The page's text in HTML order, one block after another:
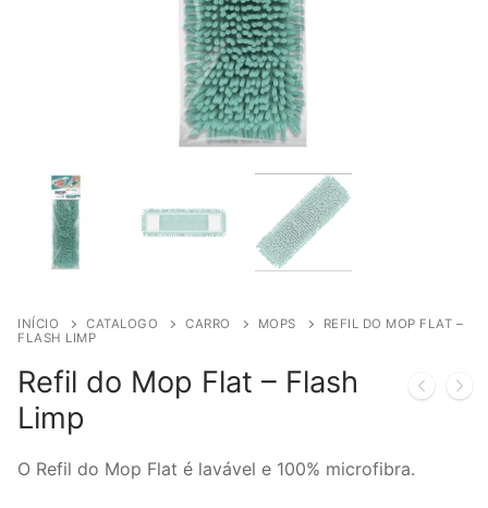
INÍCIO CATALOGO CARRO MOPS
REFIL DO MOP FLAT –
FLASH LIMP
Refil do Mop Flat – Flash
Limp
O Refil do Mop Flat é lavável e 100% microfibra.